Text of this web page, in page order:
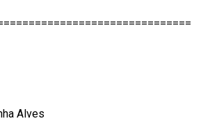
Alves